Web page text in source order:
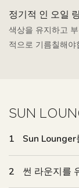
정기적 인 오일
색상을 유지하고
적으로 기름칠해야
SUN
1 Sun Lounger
2 썬 라운지를